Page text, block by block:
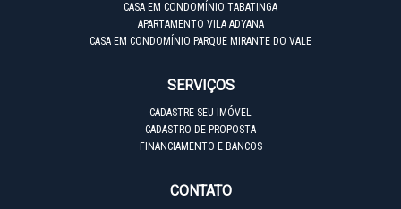
CASA EM CONDOMÍNIO TABATINGA
APARTAMENTO VILA ADYANA
CASA EM CONDOMÍNIO PARQUE MIRANTE DO VALE
SERVIÇOS
CADASTRE SEU IMÓVEL
CADASTRO DE PROPOSTA
FINANCIAMENTO E BANCOS
CONTATO